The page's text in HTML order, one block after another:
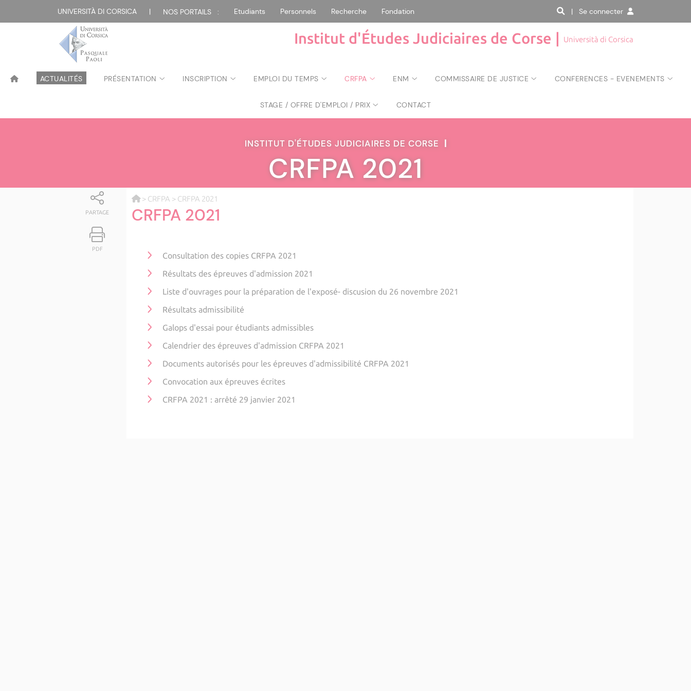
UNIVERSITÀ DI CORSICA | NOS PORTAILS : Etudiants Personnels Recherche Fondation | Se connecter
Institut d'Études Judiciaires de Corse | Università di Corsica
ACTUALITÉS PRÉSENTATION INSCRIPTION EMPLOI DU TEMPS CRFPA ENM COMMISSAIRE DE JUSTICE CONFERENCES - EVENEMENTS
STAGE / OFFRE D'EMPLOI / PRIX CONTACT
INSTITUT D'ÉTUDES JUDICIAIRES DE CORSE |
CRFPA 2021
PARTAGE
PDF
> CRFPA > CRFPA 2021
CRFPA 2021
Consultation des copies CRFPA 2021
Résultats des épreuves d'admission 2021
Liste d'ouvrages pour la préparation de l'exposé- discusion du 26 novembre 2021
Résultats admissibilité
Galops d'essai pour étudiants admissibles
Calendrier des épreuves d'admission CRFPA 2021
Documents autorisés pour les épreuves d'admissibilité CRFPA 2021
Convocation aux épreuves écrites
CRFPA 2021 : arrêté 29 janvier 2021